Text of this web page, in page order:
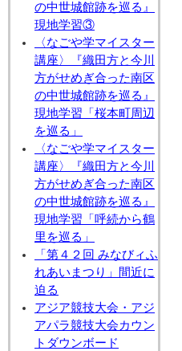
の中世城館跡を巡る』
現地学習③
〈なごや学マイスター
講座〉『織田方と今川
方がせめぎ合った南区
の中世城館跡を巡る』
現地学習「桜本町周辺
を巡る」
〈なごや学マイスター
講座〉『織田方と今川
方がせめぎ合った南区
の中世城館跡を巡る』
現地学習「呼続から鶴
里を巡る」
「第４２回 みなびィふ
れあいまつり」間近に
迫る
アジア競技大会・アジ
アパラ競技大会カウン
トダウンボード